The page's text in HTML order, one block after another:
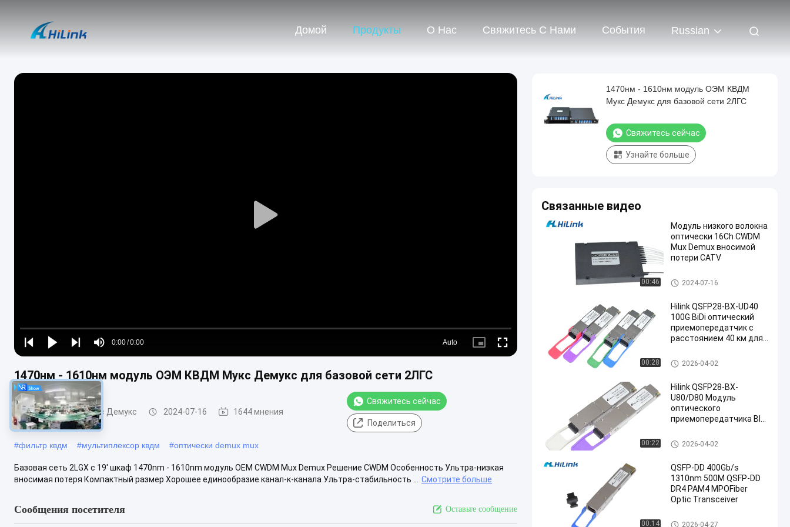
Домой Продукты О Нас Свяжитесь С Нами События Russian
Play
Play
Play
Play
Mute
Time
0:00/0:00
Loaded:
0%
Auto
Picture- Fullscreen
1470нм - 1610нм модуль ОЭМ КВДМ Мукс Демукс для базовой сети 2ЛГС
Модуль КВДМ Мукс Демукс 2024-07-16 1644 мнения
Свяжитесь сейчас
Поделиться
#фильтр квдм #мультиплексор квдм #оптически demux mux
Базовая сеть 2LGX с 19' шкаф 1470nm - 1610nm модуль OEM CWDM Mux Demux Решение CWDM Особенность Ультра-низкая
вносимая потеря Компактный размер Хорошее единообразие канал-к-канала Ультра-стабильность ...
Смотрите больше
Сообщения посетителя Оставьте сообщение
1470нм - 1610нм модуль ОЭМ КВДМ
Мукс Демукс для базовой сети 2ЛГС
Свяжитесь сейчас
Узнайте больше
Связанные видео
00:46
Модуль низкого волокна
оптически 16Ch CWDM
Mux Demux вносимой
потери CATV
Модуль КВДМ Мукс Демукс
2024-07-16
00:28
Hilink QSFP28-BX-UD40
100G BiDi оптический
приемопередатчик с
расстоянием 40 км для
обработки данных
Оптически модуль приемопе
редатчика
2026-04-02
00:22
Hilink QSFP28-BX-
U80/D80 Модуль
оптического
приемопередатчика BIDI
для 100G Ethernet
Оптически модуль приемопе
редатчика
2026-04-02
00:14
QSFP-DD 400Gb/s
1310nm 500M QSFP-DD
DR4 PAM4 MPOFiber
Optic Transceiver
Оптически модуль приемопе
2026-04-27